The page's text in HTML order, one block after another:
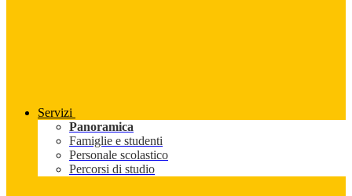
Servizi
Panoramica
Famiglie e studenti
Personale scolastico
Percorsi di studio